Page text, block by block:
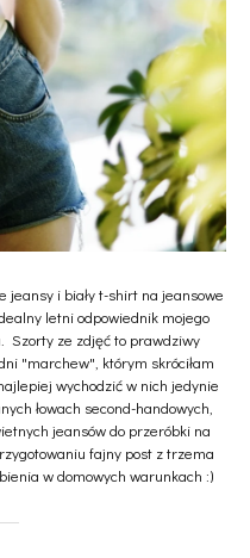
jeansy i biały t-shirt na jeansowe
letni odpowiednik mojego
Szorty ze zdjęć to prawdziwy
"marchew", którym skróciłam
wychodzić w nich jedynie
łowach second-handowych,
jeansów do przeróbki na
fajny post z trzema
w domowych warunkach :)